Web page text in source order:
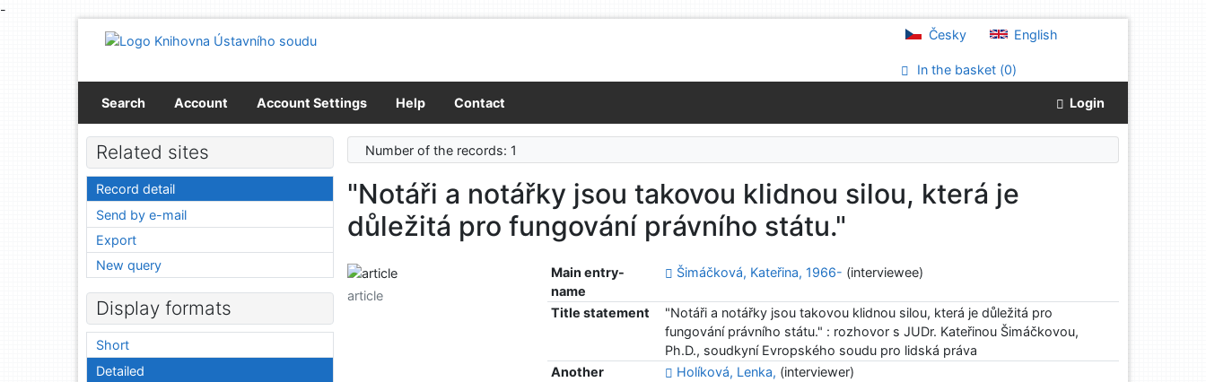
-
Go to menu
Česky English
In the basket (0)
Search Account Account Settings Help Contact Login
Number of the records: 1
"Notáři a notářky jsou takovou klidnou silou, která je
důležitá pro fungování právního státu."
Main entry-
name
Šimáčková, Kateřina, 1966- (interviewee)
Title statement
"Notáři a notářky jsou takovou klidnou silou, která je důležitá pro
fungování právního státu." : rozhovor s JUDr. Kateřinou Šimáčkovou,
Ph.D., soudkyní Evropského soudu pro lidská práva
Another
Holíková, Lenka, (interviewer)
article
Related sites
Record detail
Send by e-mail
Export
New query
Display formats
Short
Detailed